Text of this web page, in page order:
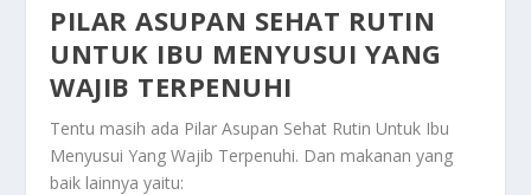
PILAR ASUPAN SEHAT RUTIN
UNTUK IBU MENYUSUI YANG
WAJIB TERPENUHI
Tentu masih ada Pilar Asupan Sehat Rutin Untuk Ibu
Menyusui Yang Wajib Terpenuhi. Dan makanan yang
baik lainnya yaitu: